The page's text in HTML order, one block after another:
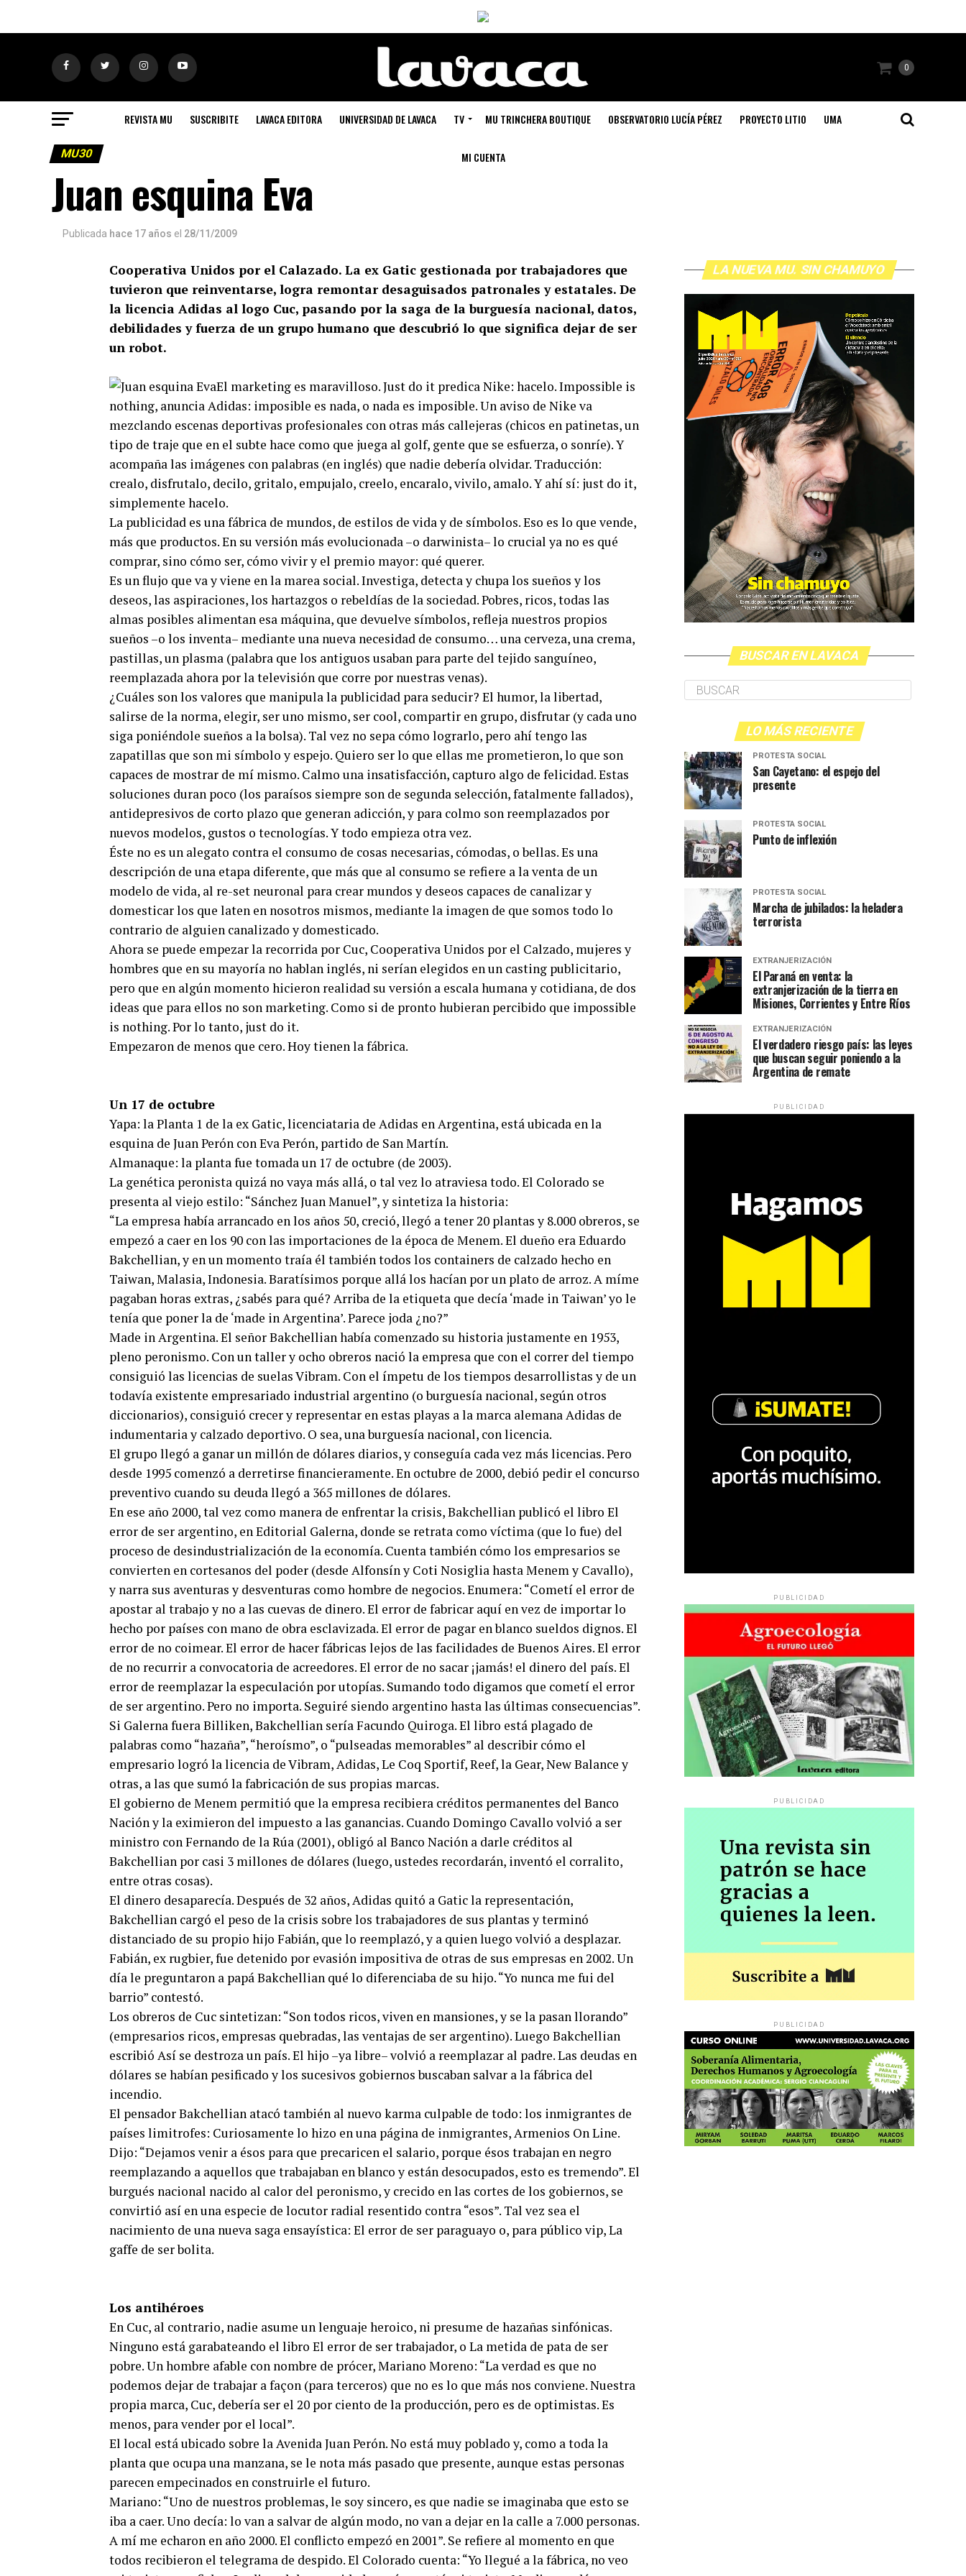
0
REVISTA MU SUSCRIBITE LAVACA EDITORA UNIVERSIDAD DE LAVACA TV MU TRINCHERA BOUTIQUE OBSERVATORIO LUCÍA PÉREZ PROYECTO LITIO UMA
MI CUENTA
MU30
Juan esquina Eva
Publicada hace 17 años el 28/11/2009
Cooperativa Unidos por el Calazado. La ex Gatic gestionada por trabajadores que
tuvieron que reinventarse, logra remontar desaguisados patronales y estatales. De
la licencia Adidas al logo Cuc, pasando por la saga de la burguesía nacional, datos,
debilidades y fuerza de un grupo humano que descubrió lo que significa dejar de ser
un robot.
El marketing es maravilloso. Just do it predica Nike: hacelo. Impossible is
nothing, anuncia Adidas: imposible es nada, o nada es imposible. Un aviso de Nike va
mezclando escenas deportivas profesionales con otras más callejeras (chicos en patinetas, un
tipo de traje que en el subte hace como que juega al golf, gente que se esfuerza, o sonríe). Y
acompaña las imágenes con palabras (en inglés) que nadie debería olvidar. Traducción:
crealo, disfrutalo, decilo, gritalo, empujalo, creelo, encaralo, vivilo, amalo. Y ahí sí: just do it,
simplemente hacelo.
La publicidad es una fábrica de mundos, de estilos de vida y de símbolos. Eso es lo que vende,
más que productos. En su versión más evolucionada –o darwinista– lo crucial ya no es qué
comprar, sino cómo ser, cómo vivir y el premio mayor: qué querer.
Es un flujo que va y viene en la marea social. Investiga, detecta y chupa los sueños y los
deseos, las aspiraciones, los hartazgos o rebeldías de la sociedad. Pobres, ricos, todas las
almas posibles alimentan esa máquina, que devuelve símbolos, refleja nuestros propios
sueños –o los inventa– mediante una nueva necesidad de consumo… una cerveza, una crema,
pastillas, un plasma (palabra que los antiguos usaban para parte del tejido sanguíneo,
reemplazada ahora por la televisión que corre por nuestras venas).
¿Cuáles son los valores que manipula la publicidad para seducir? El humor, la libertad,
salirse de la norma, elegir, ser uno mismo, ser cool, compartir en grupo, disfrutar (y cada uno
siga poniéndole sueños a la bolsa). Tal vez no sepa cómo lograrlo, pero ahí tengo las
zapatillas que son mi símbolo y espejo. Quiero ser lo que ellas me prometieron, lo que son
capaces de mostrar de mí mismo. Calmo una insatisfacción, capturo algo de felicidad. Estas
soluciones duran poco (los paraísos siempre son de segunda selección, fatalmente fallados),
antidepresivos de corto plazo que generan adicción, y para colmo son reemplazados por
nuevos modelos, gustos o tecnologías. Y todo empieza otra vez.
Éste no es un alegato contra el consumo de cosas necesarias, cómodas, o bellas. Es una
descripción de una etapa diferente, que más que al consumo se refiere a la venta de un
modelo de vida, al re-set neuronal para crear mundos y deseos capaces de canalizar y
domesticar los que laten en nosotros mismos, mediante la imagen de que somos todo lo
contrario de alguien canalizado y domesticado.
Ahora se puede empezar la recorrida por Cuc, Cooperativa Unidos por el Calzado, mujeres y
hombres que en su mayoría no hablan inglés, ni serían elegidos en un casting publicitario,
pero que en algún momento hicieron realidad su versión a escala humana y cotidiana, de dos
ideas que para ellos no son marketing. Como si de pronto hubieran percibido que impossible
is nothing. Por lo tanto, just do it.
Empezaron de menos que cero. Hoy tienen la fábrica.
Un 17 de octubre
Yapa: la Planta 1 de la ex Gatic, licenciataria de Adidas en Argentina, está ubicada en la
esquina de Juan Perón con Eva Perón, partido de San Martín.
Almanaque: la planta fue tomada un 17 de octubre (de 2003).
La genética peronista quizá no vaya más allá, o tal vez lo atraviesa todo. El Colorado se
presenta al viejo estilo: “Sánchez Juan Manuel”, y sintetiza la historia:
“La empresa había arrancado en los años 50, creció, llegó a tener 20 plantas y 8.000 obreros, se
empezó a caer en los 90 con las importaciones de la época de Menem. El dueño era Eduardo
Bakchellian, y en un momento traía él también todos los containers de calzado hecho en
Taiwan, Malasia, Indonesia. Baratísimos porque allá los hacían por un plato de arroz. A míme
pagaban horas extras, ¿sabés para qué? Arriba de la etiqueta que decía ‘made in Taiwan’ yo le
tenía que poner la de ‘made in Argentina’. Parece joda ¿no?”
Made in Argentina. El señor Bakchellian había comenzado su historia justamente en 1953,
pleno peronismo. Con un taller y ocho obreros nació la empresa que con el correr del tiempo
consiguió las licencias de suelas Vibram. Con el ímpetu de los tiempos desarrollistas y de un
todavía existente empresariado industrial argentino (o burguesía nacional, según otros
diccionarios), consiguió crecer y representar en estas playas a la marca alemana Adidas de
indumentaria y calzado deportivo. O sea, una burguesía nacional, con licencia.
El grupo llegó a ganar un millón de dólares diarios, y conseguía cada vez más licencias. Pero
desde 1995 comenzó a derretirse financieramente. En octubre de 2000, debió pedir el concurso
preventivo cuando su deuda llegó a 365 millones de dólares.
En ese año 2000, tal vez como manera de enfrentar la crisis, Bakchellian publicó el libro El
error de ser argentino, en Editorial Galerna, donde se retrata como víctima (que lo fue) del
proceso de desindustrialización de la economía. Cuenta también cómo los empresarios se
convierten en cortesanos del poder (desde Alfonsín y Coti Nosiglia hasta Menem y Cavallo),
y narra sus aventuras y desventuras como hombre de negocios. Enumera: “Cometí el error de
apostar al trabajo y no a las cuevas de dinero. El error de fabricar aquí en vez de importar lo
hecho por países con mano de obra esclavizada. El error de pagar en blanco sueldos dignos. El
error de no coimear. El error de hacer fábricas lejos de las facilidades de Buenos Aires. El error
de no recurrir a convocatoria de acreedores. El error de no sacar ¡jamás! el dinero del país. El
error de reemplazar la especulación por utopías. Sumando todo digamos que cometí el error
de ser argentino. Pero no importa. Seguiré siendo argentino hasta las últimas consecuencias”.
Si Galerna fuera Billiken, Bakchellian sería Facundo Quiroga. El libro está plagado de
palabras como “hazaña”, “heroísmo”, o “pulseadas memorables” al describir cómo el
empresario logró la licencia de Vibram, Adidas, Le Coq Sportif, Reef, la Gear, New Balance y
otras, a las que sumó la fabricación de sus propias marcas.
El gobierno de Menem permitió que la empresa recibiera créditos permanentes del Banco
Nación y la eximieron del impuesto a las ganancias. Cuando Domingo Cavallo volvió a ser
ministro con Fernando de la Rúa (2001), obligó al Banco Nación a darle créditos al
Bakchellian por casi 3 millones de dólares (luego, ustedes recordarán, inventó el corralito,
entre otras cosas).
El dinero desaparecía. Después de 32 años, Adidas quitó a Gatic la representación,
Bakchellian cargó el peso de la crisis sobre los trabajadores de sus plantas y terminó
distanciado de su propio hijo Fabián, que lo reemplazó, y a quien luego volvió a desplazar.
Fabián, ex rugbier, fue detenido por evasión impositiva de otras de sus empresas en 2002. Un
día le preguntaron a papá Bakchellian qué lo diferenciaba de su hijo. “Yo nunca me fui del
barrio” contestó.
Los obreros de Cuc sintetizan: “Son todos ricos, viven en mansiones, y se la pasan llorando”
(empresarios ricos, empresas quebradas, las ventajas de ser argentino). Luego Bakchellian
escribió Así se destroza un país. El hijo –ya libre– volvió a reemplazar al padre. Las deudas en
dólares se habían pesificado y los sucesivos gobiernos buscaban salvar a la fábrica del
incendio.
El pensador Bakchellian atacó también al nuevo karma culpable de todo: los inmigrantes de
países limitrofes: Curiosamente lo hizo en una página de inmigrantes, Armenios On Line.
Dijo: “Dejamos venir a ésos para que precaricen el salario, porque ésos trabajan en negro
reemplazando a aquellos que trabajaban en blanco y están desocupados, esto es tremendo”. El
burgués nacional nacido al calor del peronismo, y crecido en las cortes de los gobiernos, se
convirtió así en una especie de locutor radial resentido contra “esos”. Tal vez sea el
nacimiento de una nueva saga ensayística: El error de ser paraguayo o, para público vip, La
gaffe de ser bolita.
Los antihéroes
En Cuc, al contrario, nadie asume un lenguaje heroico, ni presume de hazañas sinfónicas.
Ninguno está garabateando el libro El error de ser trabajador, o La metida de pata de ser
pobre. Un hombre afable con nombre de prócer, Mariano Moreno: “La verdad es que no
podemos dejar de trabajar a façon (para terceros) que no es lo que más nos conviene. Nuestra
propia marca, Cuc, debería ser el 20 por ciento de la producción, pero es de optimistas. Es
menos, para vender por el local”.
El local está ubicado sobre la Avenida Juan Perón. No está muy poblado y, como a toda la
planta que ocupa una manzana, se le nota más pasado que presente, aunque estas personas
parecen empecinados en construirle el futuro.
Mariano: “Uno de nuestros problemas, le soy sincero, es que nadie se imaginaba que esto se
iba a caer. Uno decía: lo van a salvar de algún modo, no van a dejar en la calle a 7.000 personas.
A mí me echaron en año 2000. El conflicto empezó en 2001”. Se refiere al momento en que
todos recibieron el telegrama de despido. El Colorado cuenta: “Yo llegué a la fábrica, no veo
LA NUEVA MU. SIN CHAMUYO
BUSCAR EN LAVACA
LO MÁS RECIENTE
PROTESTA SOCIAL
San Cayetano: el espejo del
presente
PROTESTA SOCIAL
Punto de inflexión
PROTESTA SOCIAL
Marcha de jubilados: la heladera
terrorista
EXTRANJERIZACIÓN
El Paraná en venta: la
extranjerización de la tierra en
Misiones, Corrientes y Entre Ríos
EXTRANJERIZACIÓN
El verdadero riesgo país: las leyes
que buscan seguir poniendo a la
Argentina de remate
PUBLICIDAD
PUBLICIDAD
PUBLICIDAD
PUBLICIDAD